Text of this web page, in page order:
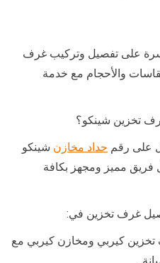
على تفصيل وتركيب غرف
والأحجام مع خدمة
تخزين شينكو؟
على رقم حداد مخازن شينكو
مميز ومجهز بكافة
غرف تخزين في:
كيربي ومخازن كيربي مع